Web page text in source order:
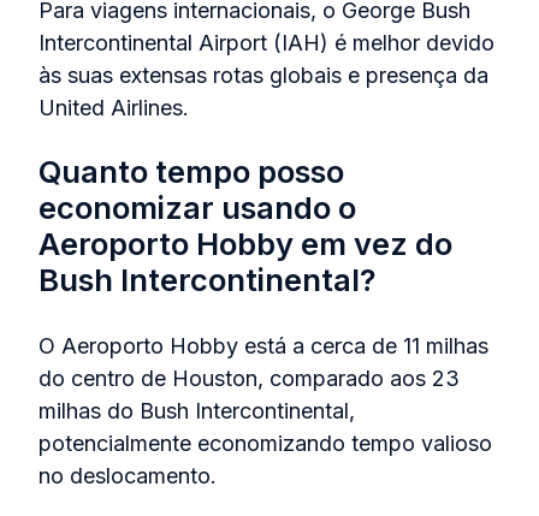
Para viagens internacionais, o George Bush
Intercontinental Airport (IAH) é melhor devido
às suas extensas rotas globais e presença da
United Airlines.
Quanto tempo posso
economizar usando o
Aeroporto Hobby em vez do
Bush Intercontinental?
O Aeroporto Hobby está a cerca de 11 milhas
do centro de Houston, comparado aos 23
milhas do Bush Intercontinental,
potencialmente economizando tempo valioso
no deslocamento.